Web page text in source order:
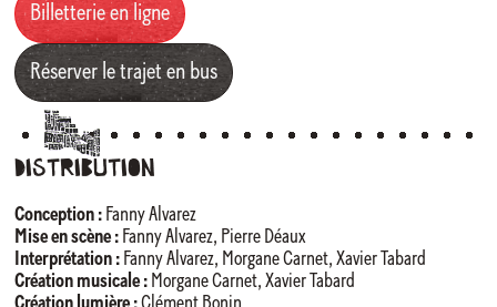
Billetterie en ligne
Réserver le trajet en bus
Distribution
Conception : Fanny Alvarez
Mise en scène : Fanny Alvarez, Pierre Déaux
Interprétation : Fanny Alvarez, Morgane Carnet, Xavier Tabard
Création musicale : Morgane Carnet, Xavier Tabard